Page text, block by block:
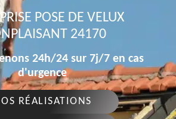
POSE DE VELUX
24170
24h/24 sur 7j/7 en cas
d'urgence
RÉALISATIONS